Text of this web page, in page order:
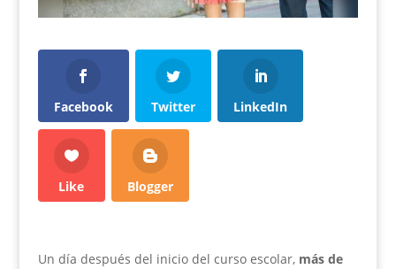
Facebook Twitter LinkedIn
Like Blogger
Un día después del inicio del curso escolar, más de